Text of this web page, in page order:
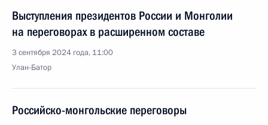
Выступления президентов России и Монголии
на переговорах в расширенном составе
3 сентября 2024 года, 11:00
Улан-Батор
Российско-монгольские переговоры